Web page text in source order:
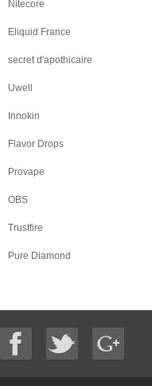
Nitecore
Eliquid France
secret d'apothicaire
Uwell
Innokin
Flavor Drops
Provape
OBS
Trustfire
Pure Diamond